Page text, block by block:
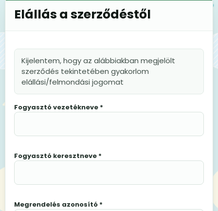
Elállás a szerződéstől
Kijelentem, hogy az alábbiakban megjelölt
szerződés tekintetében gyakorlom
elállási/felmondási jogomat
Fogyasztó vezetékneve *
Fogyasztó keresztneve *
Megrendelés azonosító *